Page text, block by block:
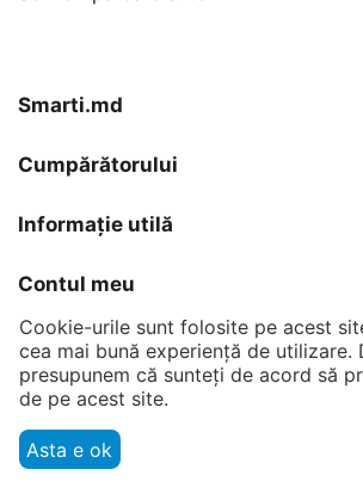
Smarti.md
Cumpărătorului
Informație utilă
Contul meu
Contacte
© 2007 - 2026 Smarti Computer SRL.
Cookie-urile sunt folosite pe acest
cea mai bună experiență de utilizare.
presupunem că sunteți de acord să
de pe acest site.
Asta e ok